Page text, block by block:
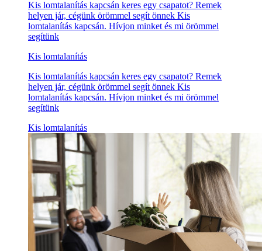
Kis lomtalanítás kapcsán keres egy csapatot? Remek
helyen jár, cégünk örömmel segít önnek Kis
lomtalanítás kapcsán. Hívjon minket és mi örömmel
segítünk
Kis lomtalanítás
Kis lomtalanítás kapcsán keres egy csapatot? Remek
helyen jár, cégünk örömmel segít önnek Kis
lomtalanítás kapcsán. Hívjon minket és mi örömmel
segítünk
Kis lomtalanítás